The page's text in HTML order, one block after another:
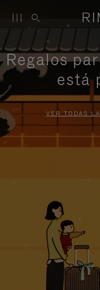
Regalos
está
VER TODAS